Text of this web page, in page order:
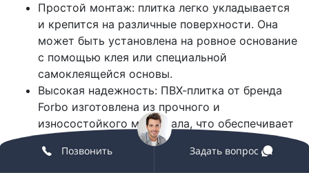
Простой монтаж: плитка легко укладывается
и крепится на различные поверхности. Она
может быть установлена на ровное основание
с помощью клея или специальной
самоклеящейся основы.
Высокая надежность: ПВХ-плитка от бренда
Forbo изготовлена из прочного и
износостойкого материала, что обеспечивает
ее долговечность. Покрытие способно
выдержать высокую нагрузку, не
Позвонить Задать вопрос